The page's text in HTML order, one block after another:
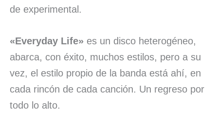
de experimental.
«Everyday Life» es un disco heterogéneo,
abarca, con éxito, muchos estilos, pero a su
vez, el estilo propio de la banda está ahí, en
cada rincón de cada canción. Un regreso por
todo lo alto.